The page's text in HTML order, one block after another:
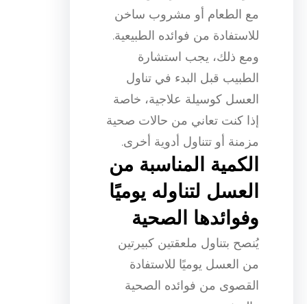
مع الطعام أو مشروب ساخن
للاستفادة من فوائده الطبيعية.
ومع ذلك، يجب استشارة
الطبيب قبل البدء في تناول
العسل كوسيلة علاجية، خاصة
إذا كنت تعاني من حالات صحية
مزمنة أو تتناول أدوية أخرى.
الكمية المناسبة من
العسل لتناوله يوميًا
وفوائدها الصحية
يُنصح بتناول ملعقتين كبيرتين
من العسل يوميًا للاستفادة
القصوى من فوائده الصحية